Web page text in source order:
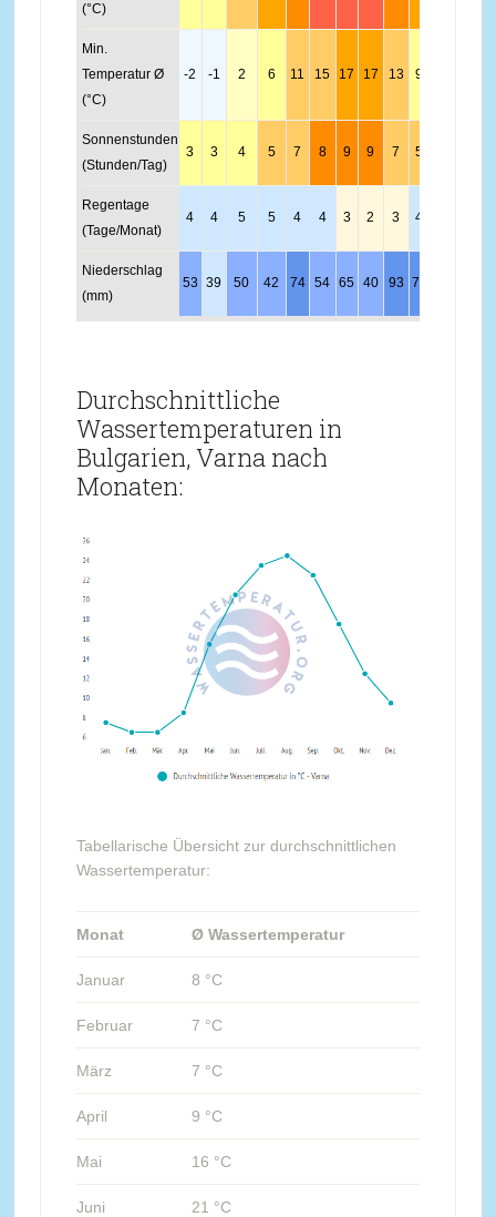
(°C)
Min.
Temperatur Ø
(°C)
-2 -1 2 6 11 15 17 17 13 9
Sonnenstunden
(Stunden/Tag)
3 3 4 5 7 8 9 9 7 5
Regentage
(Tage/Monat)
4 4 5 5 4 4 3 2 3 4
Niederschlag
(mm)
53 39 50 42 74 54 65 40 93 74
Durchschnittliche
Wassertemperaturen in
Bulgarien, Varna nach
Monaten:
Tabellarische Übersicht zur durchschnittlichen
Wassertemperatur:
Monat Ø Wassertemperatur
Januar 8 °C
Februar 7 °C
März 7 °C
April 9 °C
Mai 16 °C
Juni 21 °C